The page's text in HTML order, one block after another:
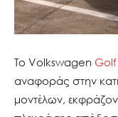
Το Volkswagen Golf
αναφοράς στην
μοντέλων,